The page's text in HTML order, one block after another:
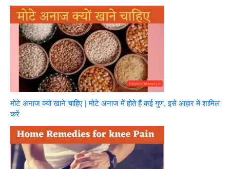
मोटे अनाज क्यों खाने चाहिए | मोटे अनाज में होते हैं कई गुण, इसे आहार में शामिल
करें